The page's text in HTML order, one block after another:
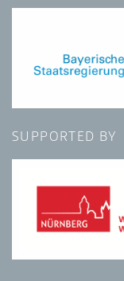
SUPPORTED BY